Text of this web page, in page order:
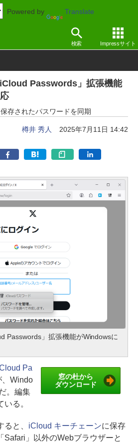
Powered by Translate
検索 Impressサイト
Firefox拡張機能
Passwords」拡張機能
存されたパスワードを同期
樽井 秀人 2025年7月11日 14:42
Passwords」拡張機能がWindowsに
窓の杜から
ダウンロード
Pa
、Windo
。編集
る。
と、 iCloud キーチェーンに保存
Safari」以外のWebブラウザーと